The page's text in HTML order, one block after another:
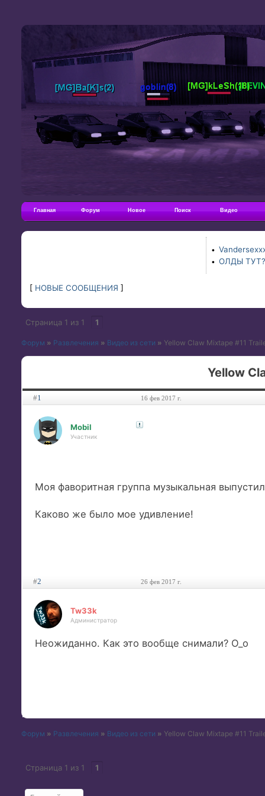
Главная Форум Новое Поиск Видео
•
• ОЛДЫ
[ НОВЫЕ СООБЩЕНИЯ ]
Страница 1 из 1 1
Форум » Развлечения » Видео из сети » Yellow Claw Mixtape #11
Yellow
#1 16 фев 2017 г.
Mobil
Участник
Моя фаворитная группа музыкальная
Каково же было мое удивление!
#2 26 фев 2017 г.
Tw33k
Администратор
Неожиданно. Как это вообще снимали? О_о
Форум » Развлечения » Видео из сети » Yellow Claw Mixtape #11
Страница 1 из 1 1